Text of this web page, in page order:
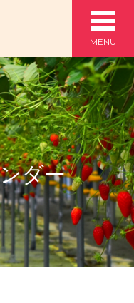
MENU
ダー